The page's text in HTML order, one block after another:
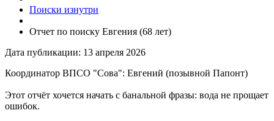
Поиски изнутри
Отчет по поиску Евгения (68 лет)
Дата публикации: 13 апреля 2026
Координатор ВПСО "Сова": Евгений (позывной Папонт)
Этот отчёт хочется начать с банальной фразы: вода не прощает
ошибок.